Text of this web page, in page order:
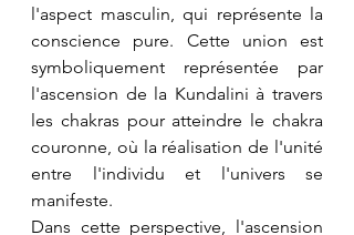
l'aspect masculin, qui représente la
conscience pure. Cette union est
symboliquement représentée par
l'ascension de la Kundalini à travers
les chakras pour atteindre le chakra
couronne, où la réalisation de l'unité
entre l'individu et l'univers se
manifeste.
Dans cette perspective, l'ascension